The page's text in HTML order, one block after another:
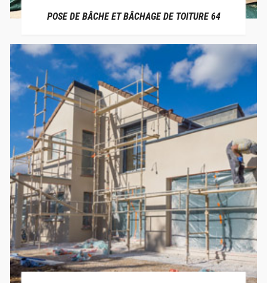
POSE DE BÂCHE ET BÂCHAGE DE TOITURE 64